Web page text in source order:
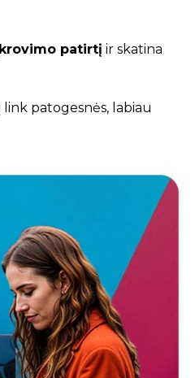
patirtį ir skatina
patogesnės, labiau